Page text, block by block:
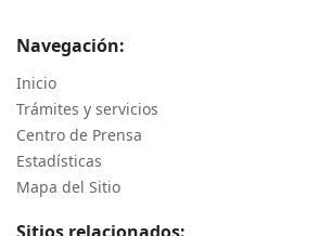
Navegación:
Inicio
Trámites y servicios
Centro de Prensa
Estadísticas
Mapa del Sitio